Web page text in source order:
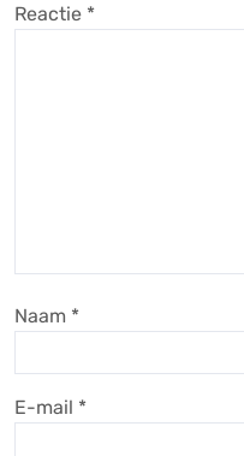
Reactie *
Naam *
E-mail *